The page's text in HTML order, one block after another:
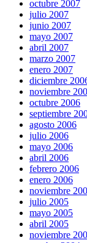
octubre 2007
julio 2007
junio 2007
mayo 2007
abril 2007
marzo 2007
enero 2007
diciembre
noviembre
octubre 2006
septiembre
agosto 2006
julio 2006
mayo 2006
abril 2006
febrero 2006
enero 2006
noviembre
julio 2005
mayo 2005
abril 2005
noviembre